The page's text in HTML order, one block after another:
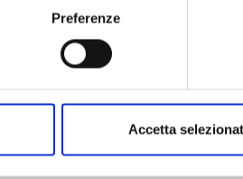
Preferenze
Accetta
Mostra tutto